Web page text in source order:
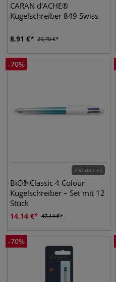
CARAN d'ACHE®
Kugelschreiber 849 Swiss
8,91 € 29,70€
-70%
2 Varianten
BiC® Classic 4 Colour
Kugelschreiber – Set mit 12
Stück
14,14 € 47,14€
-70%